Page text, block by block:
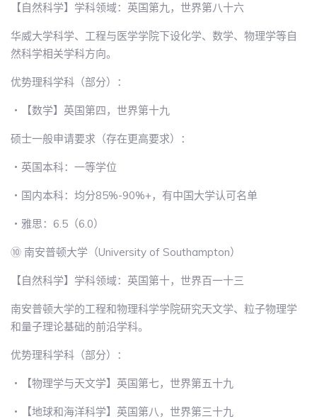
【自然科学】学科领域：英国第九，世界第八十六
华威大学科学、工程与医学学院下设化学、数学、物理学等自
然科学相关学科方向。
优势理科学科（部分）：
・【数学】英国第四，世界第十九
硕士一般申请要求（存在更高要求）：
・英国本科：一等学位
・国内本科：均分85%-90%+，有中国大学认可名单
・雅思：6.5（6.0）
⑩ 南安普顿大学（University of Southampton）
【自然科学】学科领域：英国第十，世界百一十三
南安普顿大学的工程和物理科学学院研究天文学、粒子物理学
和量子理论基础的前沿学科。
优势理科学科（部分）：
・【物理学与天文学】英国第七，世界第五十九
・【地球和海洋科学】英国第八，世界第三十九